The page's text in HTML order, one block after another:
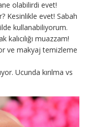
olabilirdi evet!
Kesinlikle evet! Sabah
kullanabiliyorum.
muazzam!
ve makyaj temizleme
Ucunda kırılma vs